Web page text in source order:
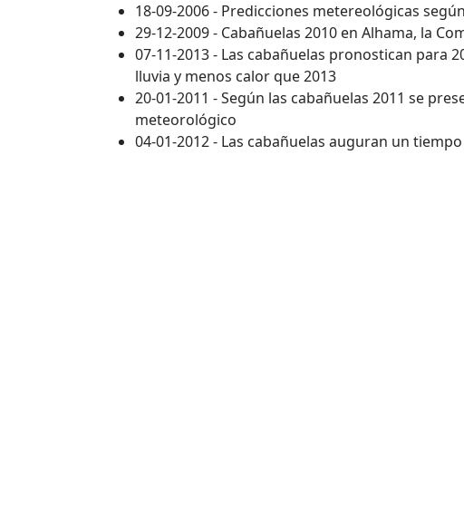
18-09-2006 - Predicciones metereológicas
29-12-2009 - Cabañuelas 2010 en Alhama, la
07-11-2013 - Las cabañuelas pronostican para
lluvia y menos calor que 2013
20-01-2011 - Según las cabañuelas 2011 se
meteorológico
04-01-2012 - Las cabañuelas auguran un